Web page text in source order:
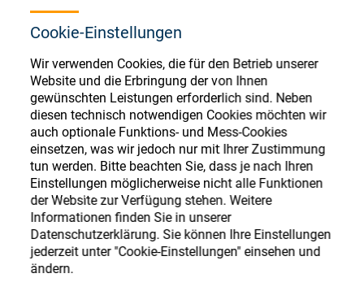
Cookie-Einstellungen
Wir verwenden Cookies, die für den Betrieb unserer
Website und die Erbringung der von Ihnen
gewünschten Leistungen erforderlich sind. Neben
diesen technisch notwendigen Cookies möchten wir
auch optionale Funktions- und Mess-Cookies
einsetzen, was wir jedoch nur mit Ihrer Zustimmung
tun werden. Bitte beachten Sie, dass je nach Ihren
Einstellungen möglicherweise nicht alle Funktionen
der Website zur Verfügung stehen. Weitere
Informationen finden Sie in unserer
Datenschutzerklärung. Sie können Ihre Einstellungen
jederzeit unter "Cookie-Einstellungen" einsehen und
ändern.
Brillenoptik
Feinoptik
Über uns
Karriere
Ressourcen
Store
English
汉语
Français
Ophthalmic Consumables
Store
Register or Sign-in to access your accounts
and explore our wide range of ophthalmic
consumables
Register Sign-In